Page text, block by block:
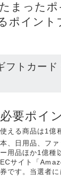
ム・コミュニケーシ
まった
ポイント
トカード
必要ポイ
使える商品は1億
本、日用品、フ
ー用品ほか1億種
ECサイト「
券です。当選者